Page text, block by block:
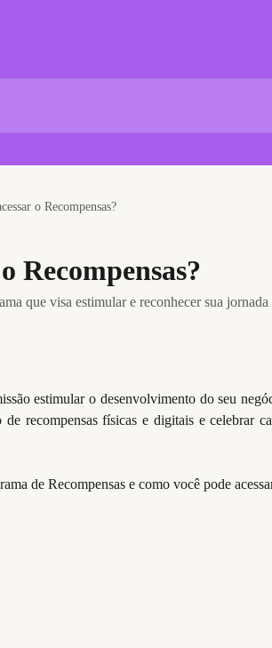
o Recompensas?
Recompensas?
que visa estimular e reconhecer sua jornada
estimular o desenvolvimento do seu
recompensas físicas e digitais e celebrar
de Recompensas e como você pode